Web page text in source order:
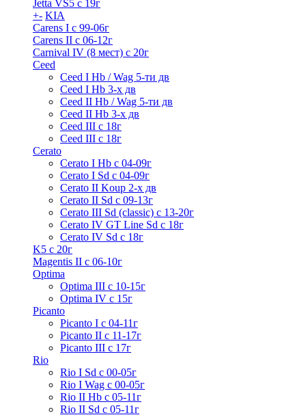
Jetta VS5 с 19г
+- KIA
Carens I c 99-06г
Carens II c 06-12г
Carnival IV (8 мест) с 20г
Ceed
Ceed I Hb / Wag 5-ти дв
Ceed I Hb 3-х дв
Ceed II Hb / Wag 5-ти дв
Ceed II Hb 3-х дв
Ceed III с 18г
Ceed III с 18г
Cerato
Cerato I Hb с 04-09г
Cerato I Sd с 04-09г
Cerato II Koup 2-х дв
Cerato II Sd c 09-13г
Cerato III Sd (classic) с 13-20г
Cerato IV GT Line Sd с 18г
Cerato IV Sd с 18г
K5 с 20г
Magentis II с 06-10г
Optima
Optima III с 10-15г
Optima IV с 15г
Picanto
Picanto I с 04-11г
Picanto II c 11-17г
Picanto III c 17г
Rio
Rio I Sd с 00-05г
Rio I Wag c 00-05г
Rio II Hb с 05-11г
Rio II Sd с 05-11г